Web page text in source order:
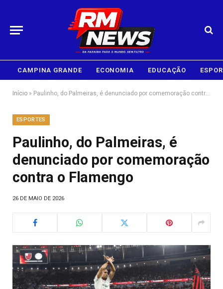
CAMPINA GRANDE ECONOMIA EDUCAÇÃO
Início » Paulinho, do Palmeiras, é denunciado por comemoração contra o Flamengo
ESPORTES
Paulinho, do Palmeiras, é
denunciado por comemoração
contra o Flamengo
26 DE MAIO DE 2026